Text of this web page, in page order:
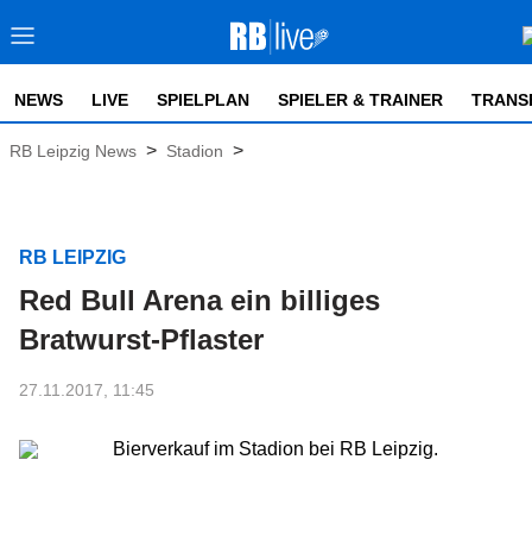
NEWS LIVE SPIELPLAN SPIELER & TRAINER
RB Leipzig News > Stadion >
RB LEIPZIG
Red Bull Arena ein billiges
Bratwurst-Pflaster
27.11.2017, 11:45